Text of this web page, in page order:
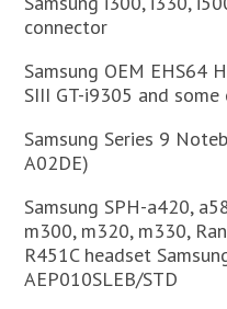
connector
Samsung OEM EHS64
SIII GT-i9305 and some
Samsung Series 9
A02DE)
Samsung SPH-a420,
m300, m320, m330,
R451C headset
AEP010SLEB/STD